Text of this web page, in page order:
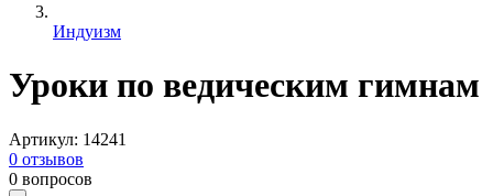
Индуизм
Уроки по ведическим гимнам
Артикул: 14241
0 отзывов
0 вопросов